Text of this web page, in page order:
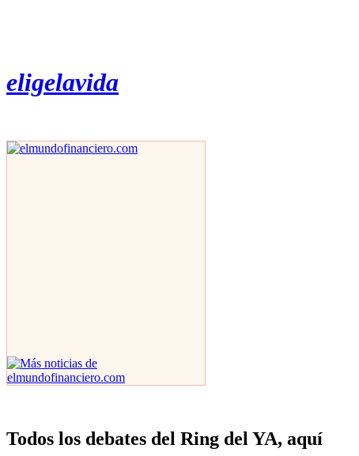
eligelavida
Todos los debates del Ring del YA, aquí